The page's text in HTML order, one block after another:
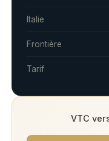
Italie
Frontière
Tarif
VTC